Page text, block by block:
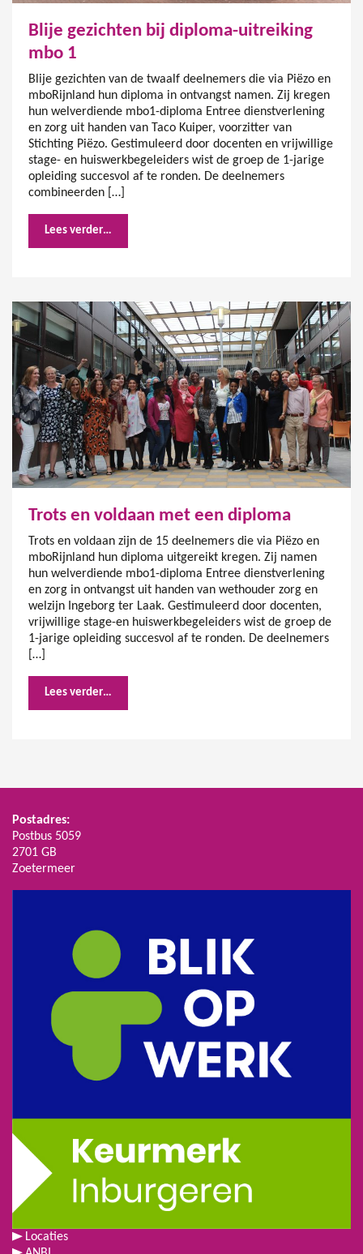
Blije gezichten bij diploma-uitreiking
mbo 1
Blije gezichten van de twaalf deelnemers die via Piëzo en
mboRijnland hun diploma in ontvangst namen. Zij kregen
hun welverdiende mbo1-diploma Entree dienstverlening
en zorg uit handen van Taco Kuiper, voorzitter van
Stichting Piëzo. Gestimuleerd door docenten en vrijwillige
stage- en huiswerkbegeleiders wist de groep de 1-jarige
opleiding succesvol af te ronden. De deelnemers
combineerden […]
Lees verder…
Trots en voldaan met een diploma
Trots en voldaan zijn de 15 deelnemers die via Piëzo en
mboRijnland hun diploma uitgereikt kregen. Zij namen
hun welverdiende mbo1-diploma Entree dienstverlening
en zorg in ontvangst uit handen van wethouder zorg en
welzijn Ingeborg ter Laak. Gestimuleerd door docenten,
vrijwillige stage-en huiswerkbegeleiders wist de groep de
1-jarige opleiding succesvol af te ronden. De deelnemers
[…]
Lees verder…
Postadres:
Postbus 5059
2701 GB
Zoetermeer
Locaties